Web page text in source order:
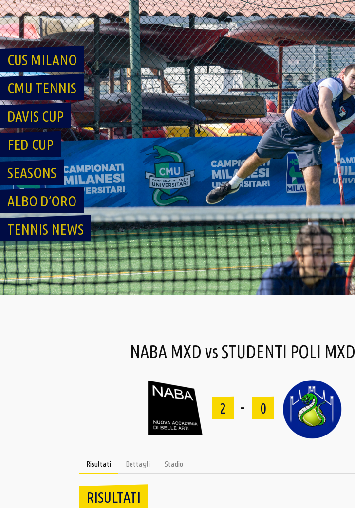
Skip
to
content
CUS MILANO
CMU TENNIS
DAVIS CUP
FED CUP
SEASONS
ALBO D’ORO
TENNIS NEWS
NABA MXD vs STUDENTI POLI MXD
2 - 0
Risultati Dettagli Stadio
RISULTATI